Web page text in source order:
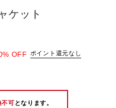
ケット
% OFF ポイント還元なし
不可 となります。